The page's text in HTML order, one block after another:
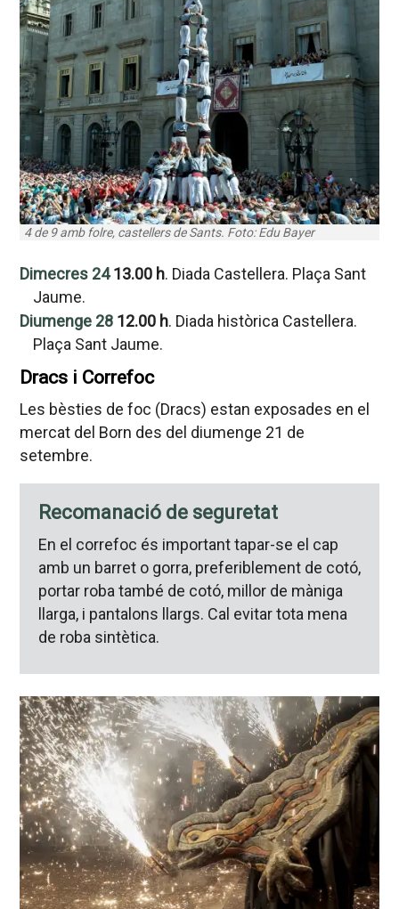
4 de 9 amb folre, castellers de Sants. Foto: Edu Bayer
Dimecres 24 13.00 h. Diada Castellera. Plaça Sant
Jaume.
Diumenge 28 12.00 h. Diada històrica Castellera.
Plaça Sant Jaume.
Dracs i Correfoc
Les bèsties de foc (Dracs) estan exposades en el
mercat del Born des del diumenge 21 de
setembre.
Recomanació de seguretat
En el correfoc és important tapar-se el cap
amb un barret o gorra, preferiblement de cotó,
portar roba també de cotó, millor de màniga
llarga, i pantalons llargs. Cal evitar tota mena
de roba sintètica.